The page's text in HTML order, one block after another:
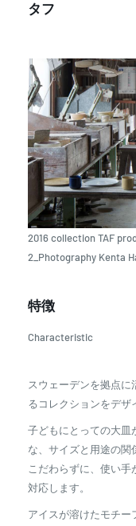
タフ
2016 collection TAF
2_Photography Kenta
特徴
Characteristic
スウェーデンを拠点に
るコレクションをデザ
子どもにとっての大皿
な、サイズと用途の関
こだわらずに、使い
対応します。
アイスが溶けたモチ